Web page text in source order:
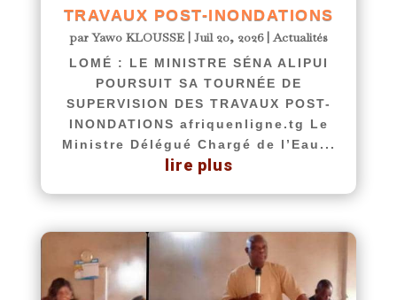
TRAVAUX POST-INONDATIONS
parYawo KLOUSSE| Juil 20, 2026|Actualités
LOMÉ : LE MINISTRE SÉNA ALIPUI
POURSUIT SA TOURNÉE DE
SUPERVISION DES TRAVAUX POST-
INONDATIONS afriquenligne.tg Le
Ministre Délégué Chargé de l’Eau...
lire plus